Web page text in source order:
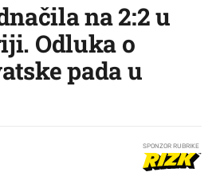
na 2:2 u
Odluka o
pada u
SPONZOR RUBRIKE